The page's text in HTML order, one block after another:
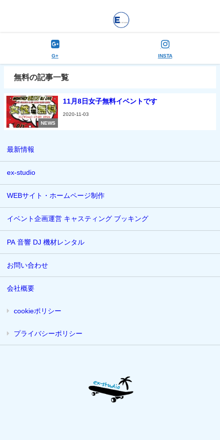
G+ INSTA
無料の記事一覧
NEWS
11月8日女子無料イベントです
2020-11-03
最新情報
ex-studio
WEBサイト・ホームページ制作
イベント企画運営 キャスティング ブッキング
PA 音響 DJ 機材レンタル
お問い合わせ
会社概要
cookieポリシー
プライバシーポリシー